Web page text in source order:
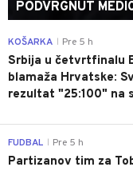
PODVRGNUT
KOŠARKA Pre 5 h
Srbija u četvrtfinalu
blamaža Hrvatske:
rezultat "25:100" na
FUDBAL Pre 5 h
Partizanov tim za